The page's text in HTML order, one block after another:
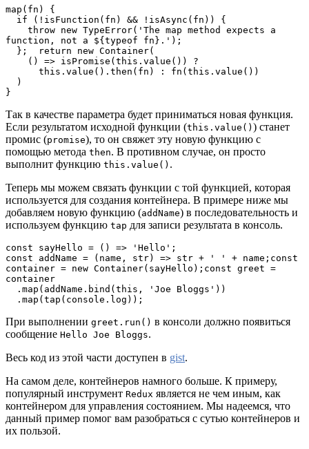
map(fn) {
function, not a ${typeof fn}.');
}
Так в качестве параметра будет приниматься новая функция.
Если результатом исходной функции (this.value() ) станет
промис (promise), то он свяжет эту новую функцию с
помощью метода then. В противном случае, он просто
выполнит функцию this.value() .
Теперь мы можем связать функции с той функцией, которая
используется для создания контейнера. В примере ниже мы
добавляем новую функцию (addName) в последовательность и
используем функцию tap для записи результата в консоль.
const sayHello = () => 'Hello';
const addName = (name, str) => str + ' ' + name;const
container = new Container(sayHello);const greet =
container
  .map(tap(console.log));
При выполнении greet.run() в консоли должно появиться
сообщение Hello Joe Bloggs.
Весь код из этой части доступен в gist.
На самом деле, контейнеров намного больше. К примеру,
популярный инструмент Redux является не чем иным, как
контейнером для управления состоянием. Мы надеемся, что
данный пример помог вам разобраться с сутью контейнеров и
их пользой.